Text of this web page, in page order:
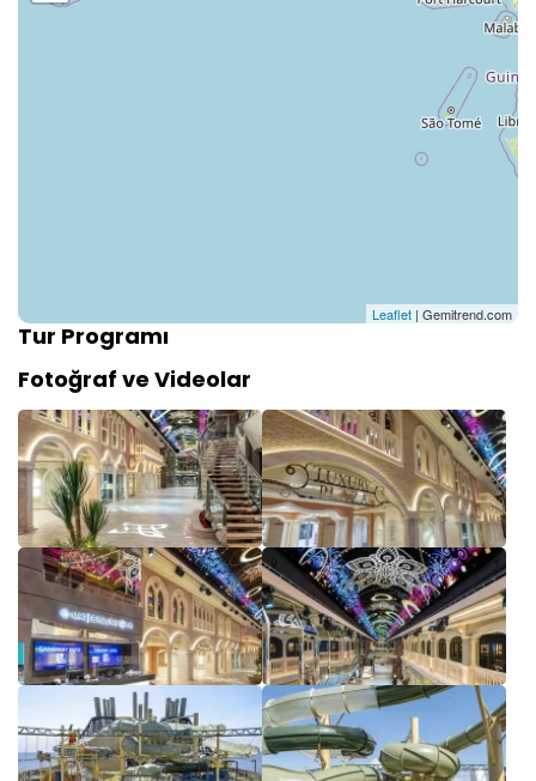
Leaflet | Gemitrend.com
Tur Programı
Fotoğraf ve Videolar